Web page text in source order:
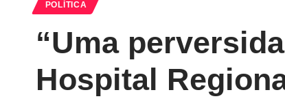
POLÍTICA
“Uma
Hospital